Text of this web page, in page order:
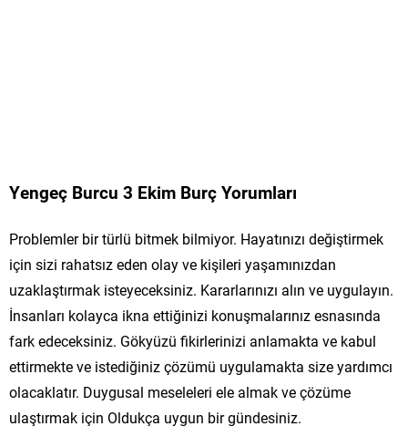
Yengeç Burcu 3 Ekim Burç Yorumları
Problemler bir türlü bitmek bilmiyor. Hayatınızı değiştirmek
için sizi rahatsız eden olay ve kişileri yaşamınızdan
uzaklaştırmak isteyeceksiniz. Kararlarınızı alın ve uygulayın.
İnsanları kolayca ikna ettiğinizi konuşmalarınız esnasında
fark edeceksiniz. Gökyüzü fikirlerinizi anlamakta ve kabul
ettirmekte ve istediğiniz çözümü uygulamakta size yardımcı
olacaklatır. Duygusal meseleleri ele almak ve çözüme
ulaştırmak için Oldukça uygun bir gündesiniz.